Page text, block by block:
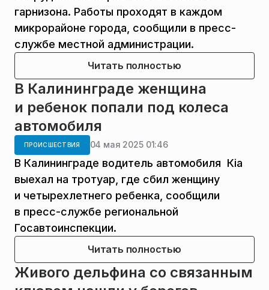
гарнизона. Работы проходят в каждом
микрорайоне города, сообщили в пресс-
службе местной администрации.
Читать полностью
В Калининграде женщина
и ребенок попали под колеса
автомобиля
ПРОИСШЕСТВИЯ 04 мая 2025 01:46
В Калининграде водитель автомобиля Кiа
выехал на тротуар, где сбил женщину
и четырехлетнего ребенка, сообщили
в пресс-службе региональной
Госавтоинспекции.
Читать полностью
Живого дельфина со связанным